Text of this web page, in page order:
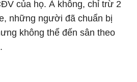
của họ. À không, chỉ trừ 2
những người đã chuẩn bị
không thể đến sân theo